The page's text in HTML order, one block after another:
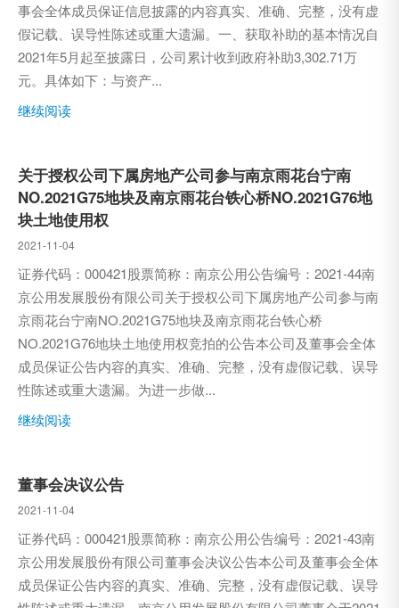
事会全体成员保证信息披露的内容真实、准确、完整，没有虚
假记载、误导性陈述或重大遗漏。一、获取补助的基本情况自
2021年5月起至披露日，公司累计收到政府补助3,302.71万
元。具体如下：与资产...
继续阅读
关于授权公司下属房地产公司参与南京雨花台宁南
NO.2021G75地块及南京雨花台铁心桥NO.2021G76地
块土地使用权
2021-11-04
证券代码：000421股票简称：南京公用公告编号：2021-44南
京公用发展股份有限公司关于授权公司下属房地产公司参与南
京雨花台宁南NO.2021G75地块及南京雨花台铁心桥
NO.2021G76地块土地使用权竞拍的公告本公司及董事会全体
成员保证公告内容的真实、准确、完整，没有虚假记载、误导
性陈述或重大遗漏。为进一步做...
继续阅读
董事会决议公告
2021-11-04
证券代码：000421股票简称：南京公用公告编号：2021-43南
京公用发展股份有限公司董事会决议公告本公司及董事会全体
成员保证公告内容的真实、准确、完整，没有虚假记载、误导